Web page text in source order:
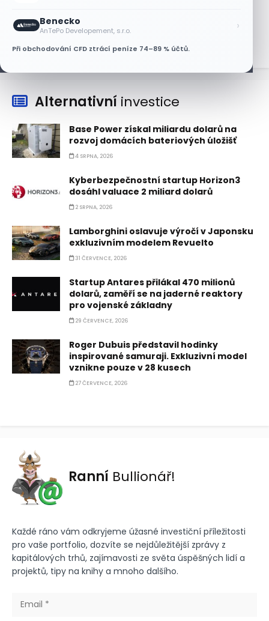
Benecko
AnTePo Developement, s.r.o. ›
Při obchodování CFD ztrácí peníze 74–89 % účtů.
7 SRPNA, 2026
Alternativní investice
Base Power získal miliardu dolarů na
rozvoj domácích bateriových úložišť
4 SRPNA, 2026
Kyberbezpečnostní startup Horizon3
dosáhl valuace 2 miliard dolarů
2 SRPNA, 2026
Lamborghini oslavuje výročí v Japonsku
exkluzivním modelem Revuelto
31 ČERVENCE, 2026
Startup Antares přilákal 470 milionů
dolarů, zaměří se na jaderné reaktory
pro vojenské základny
29 ČERVENCE, 2026
Roger Dubuis představil hodinky
inspirované samuraji. Exkluzivní model
vznikne pouze v 28 kusech
27 ČERVENCE, 2026
Ranní Bullionář!
Každé ráno vám odkryjeme úžasné investiční příležitosti
pro vaše portfolio, dozvíte se nejdůležitější zprávy z
kapitálových trhů, zajímavosti ze světa úspěšných lidí a
projektů, tipy na knihy a mnoho dalšího.